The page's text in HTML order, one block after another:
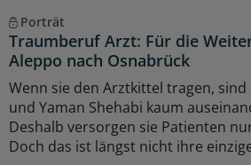
Porträt
Traumberuf Arzt: Für die
Aleppo nach Osnabrück
Wenn sie den Arztkittel tragen, sind
und Yaman Shehabi kaum
Deshalb versorgen sie Patienten
Doch das ist längst nicht ihre